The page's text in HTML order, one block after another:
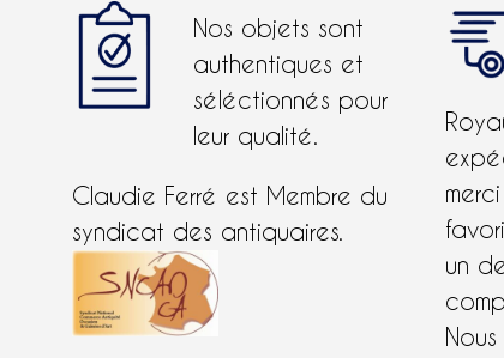
Nos objets sont
authentiques et
séléctionnés pour
leur qualité.
Claudie Ferré est Membre du
syndicat des antiquaires.
un